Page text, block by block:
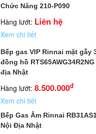
Chức Năng 210-P090
Hàng lướt: Liên hệ
Xem chi tiết
Bếp gas VIP Rinnai mặt gẫy
đồng hồ
địa Nhật
Hàng lướt:8.500.000đ
Xem chi tiết
Bếp Gas Âm Rinnai
Nội Địa Nhật